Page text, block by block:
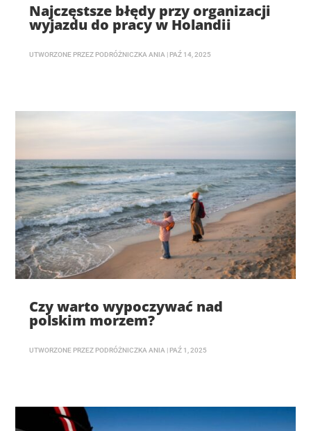
Najczęstsze błędy przy organizacji
wyjazdu do pracy w Holandii
UTWORZONE PRZEZ PODRÓŻNICZKA ANIA | PAŹ 14, 2025
Czy warto wypoczywać nad
polskim morzem?
UTWORZONE PRZEZ PODRÓŻNICZKA ANIA | PAŹ 1, 2025